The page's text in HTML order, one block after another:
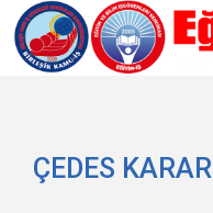
ÇEDES KARARI